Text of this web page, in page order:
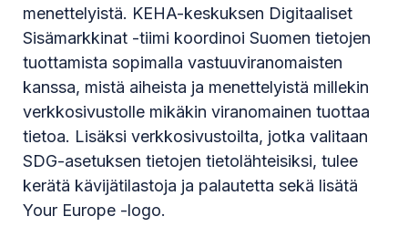
menettelyistä. KEHA-keskuksen Digitaaliset
Sisämarkkinat -tiimi koordinoi Suomen tietojen
tuottamista sopimalla vastuuviranomaisten
kanssa, mistä aiheista ja menettelyistä millekin
verkkosivustolle mikäkin viranomainen tuottaa
tietoa. Lisäksi verkkosivustoilta, jotka valitaan
SDG-asetuksen tietojen tietolähteisiksi, tulee
kerätä kävijätilastoja ja palautetta sekä lisätä
Your Europe -logo.